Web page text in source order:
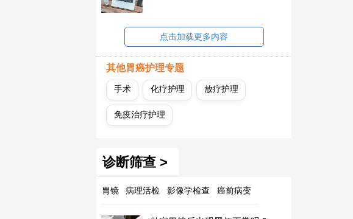
点击加载更多内容
其他胃癌护理专题
手术 化疗护理 放疗护理
免疫治疗护理
诊断筛查 >
胃镜 病理活检 影像学检查 癌前病变